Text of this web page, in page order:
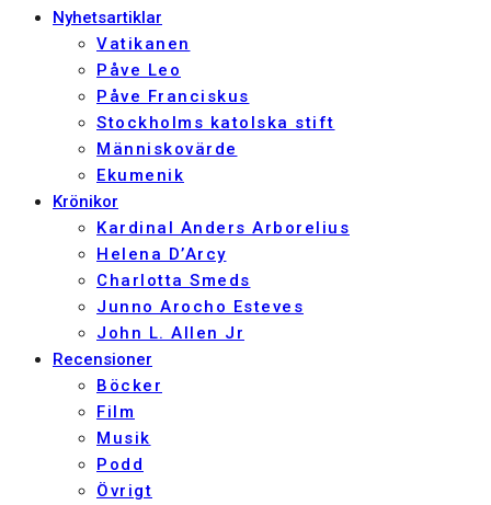
Nyhetsartiklar
Vatikanen
Påve Leo
Påve Franciskus
Stockholms katolska stift
Människovärde
Ekumenik
Krönikor
Kardinal Anders Arborelius
Helena D’Arcy
Charlotta Smeds
Junno Arocho Esteves
John L. Allen Jr
Recensioner
Böcker
Film
Musik
Podd
Övrigt